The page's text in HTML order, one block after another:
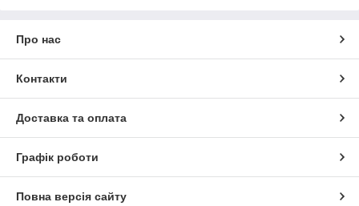
Про нас
Контакти
Доставка та оплата
Графік роботи
Повна версія сайту